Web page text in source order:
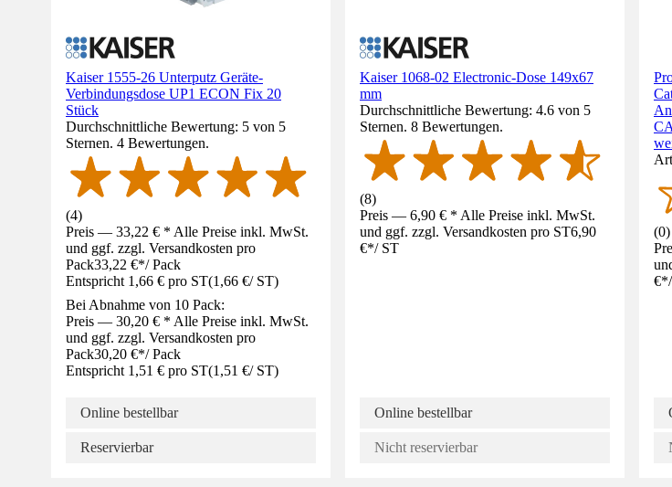
Kaiser 1555-26 Unterputz Geräte-
Verbindungsdose UP1 ECON Fix 20
Stück
Durchschnittliche Bewertung: 5 von 5
Sternen. 4 Bewertungen.
(4)
Preis — 33,22 € * Alle Preise inkl. MwSt.
und ggf. zzgl. Versandkosten pro
Pack33,22 €*/ Pack
Entspricht 1,66 € pro ST(1,66 €/ ST)
Bei Abnahme von 10 Pack:
Preis — 30,20 € * Alle Preise inkl. MwSt.
und ggf. zzgl. Versandkosten pro
Pack30,20 €*/ Pack
Entspricht 1,51 € pro ST(1,51 €/ ST)
Online bestellbar
Reservierbar
Kaiser 1068-02 Electronic-Dose 149x67
mm
Durchschnittliche Bewertung: 4.6 von 5
Sternen. 8 Bewertungen.
(8)
Preis — 6,90 € * Alle Preise inkl. MwSt.
und ggf. zzgl. Versandkosten pro ST6,90
€*/ ST
Online bestellbar
Nicht reservierbar
(0)
€*/